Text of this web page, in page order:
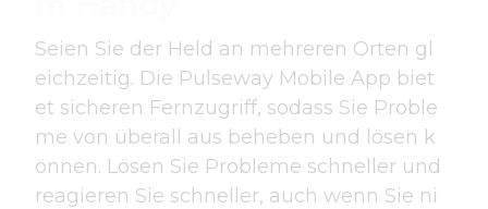
Seien Sie der Held an mehreren Orten gl
eichzeitig. Die Pulseway Mobile App biet
et sicheren Fernzugriff, sodass Sie Proble
me von überall aus beheben und lösen k
önnen. Lösen Sie Probleme schneller und
reagieren Sie schneller, auch wenn Sie ni